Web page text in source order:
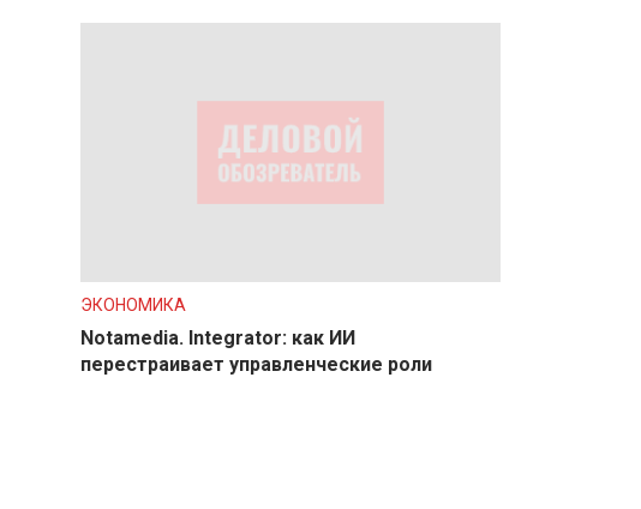
ЭКОНОМИКА
Notamedia. Integrator: как ИИ
перестраивает управленческие роли